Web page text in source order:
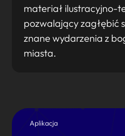
materiał ilustracyjno-
pozwalający zagłębić
znane wydarzenia z
miasta.
Aplikacja